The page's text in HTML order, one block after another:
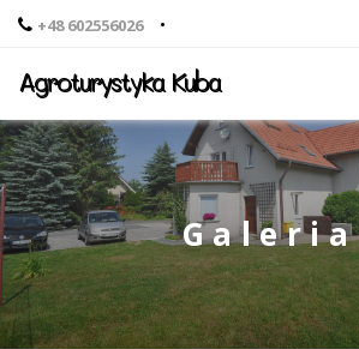
+48 602556026 •
Agroturystyka Kuba
Galeria